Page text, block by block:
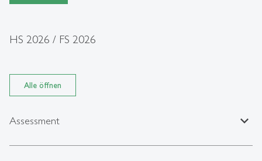
HS 2026 / FS 2026
Alle öffnen
Assessment expand_less